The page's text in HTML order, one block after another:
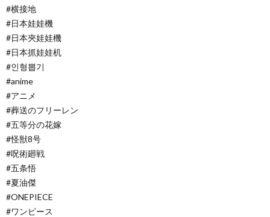
#横接地
#日本娃娃機
#日本夾娃娃機
#日本抓娃娃机
#인형뽑기
#anime
#アニメ
#葬送のフリーレン
#五等分の花嫁
#怪獣8号
#呪術廻戦
#五条悟
#夏油傑
#ONEPIECE
#ワンピース